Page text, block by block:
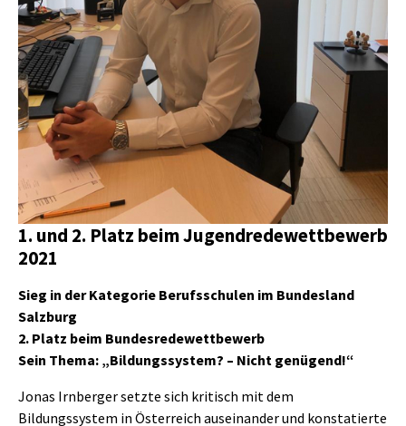
1. und 2. Platz beim Jugendredewettbewerb
2021
Sieg in der Kategorie Berufsschulen im Bundesland
Salzburg
2. Platz beim Bundesredewettbewerb
Sein Thema: „Bildungssystem? – Nicht genügend!“
Jonas Irnberger setzte sich kritisch mit dem
Bildungssystem in Österreich auseinander und konstatierte